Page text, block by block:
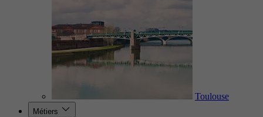
Toulouse
Métiers